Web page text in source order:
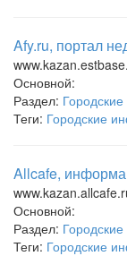
Afy.ru, портал
Основной:
Раздел:
Теги: Городские
Allcafe,
Основной:
Раздел:
Теги: Городские